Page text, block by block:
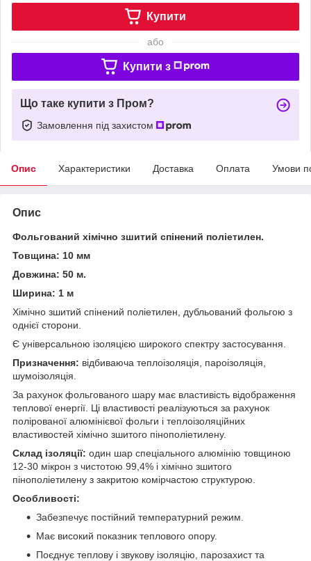
Купити
або
Купити з
Що таке купити з Пром?
Замовлення під захистом
Опис Характеристики Доставка Оплата Умови
Опис
Фольгований хімічно зшитий спінений поліетилен.
Товщина: 10 мм
Довжина: 50 м.
Ширина: 1 м
Хімічно зшитий спінений поліетилен, дубльований фольгою з
однієї сторони.
Є універсальною ізоляцією широкого спектру застосування.
Призначення: відбиваюча теплоізоляція, пароізоляція,
шумоізоляція.
За рахунок фольгованого шару має властивість відображення
теплової енергії. Ці властивості реалізуються за рахунок
полірованої алюмінієвої фольги і теплоізоляційних
властивостей хімічно зшитого пінополіетилену.
Склад ізоляції: один шар спеціального алюмінію товщиною
12-30 мікрон з чистотою 99,4% і хімічно зшитого
пінополіетилену з закритою комірчастою структурою.
Особливості:
Забезпечує постійний температурний режим.
Має високий показник теплового опору.
Поєднує теплову і звукову ізоляцію, парозахист та